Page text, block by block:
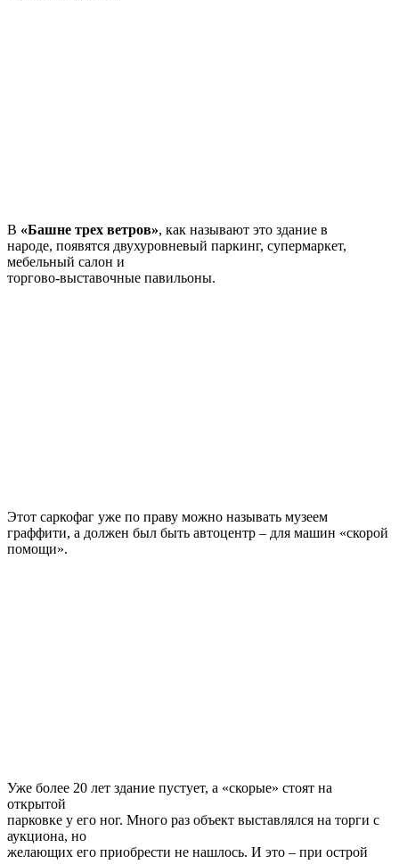
В «Башне трех ветров», как называют это здание в
народе, появятся двухуровневый паркинг, супермаркет,
мебельный салон и
торгово-выставочные павильоны.
Этот саркофаг уже по праву можно называть музеем
граффити, а должен был быть автоцентр – для машин «скорой
помощи».
Уже более 20 лет здание пустует, а «скорые» стоят на
открытой
парковке у его ног. Много раз объект выставлялся на торги с
аукциона, но
желающих его приобрести не нашлось. И это – при острой